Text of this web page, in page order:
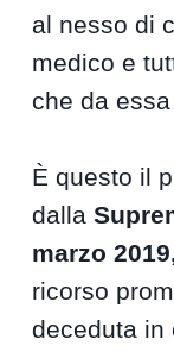
al nesso di
medico e
che da
È questo il
dalla
marzo
ricorso
deceduta in